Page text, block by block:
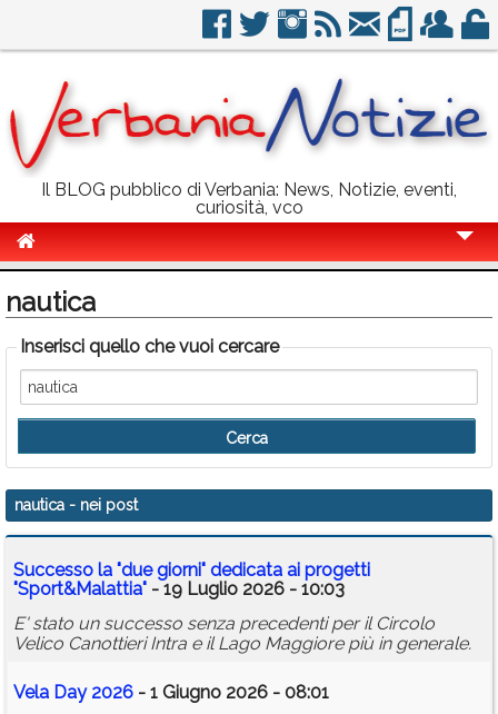
Il BLOG pubblico di Verbania: News, Notizie, eventi,
curiosità, vco
Politica
Sport
Eventi
Info Utili
Rubriche
Calendario
Annunci
nautica
Inserisci quello che vuoi cercare
nautica - nei post
Successo la "due giorni" dedicata ai progetti
"Sport&Malattia" - 19 Luglio 2026 - 10:03
E' stato un successo senza precedenti per il Circolo
Velico Canottieri Intra e il Lago Maggiore più in generale.
Vela Day 2026 - 1 Giugno 2026 - 08:01